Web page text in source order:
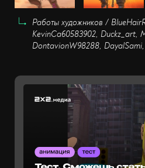
Работы художников /
KevinCa60583902, Duckz_art,
DontavionW98288,